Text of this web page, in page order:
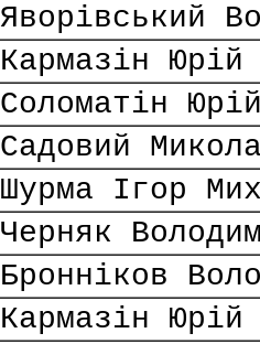
Яворівський
Кармазін Юрій
Соломатін
Садовий
Шурма Ігор
Черняк
Бронніков
Кармазін Юрій